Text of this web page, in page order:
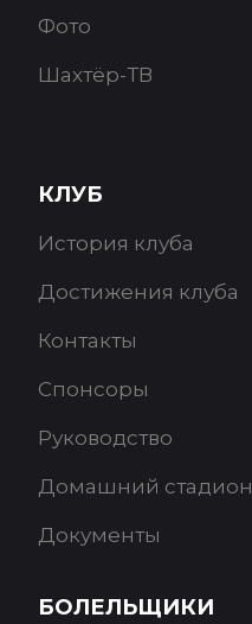
Фото
Шахтёр-ТВ
КЛУБ
История клуба
Достижения клуба
Контакты
Спонсоры
Руководство
Домашний стадион
Документы
БОЛЕЛЬЩИКИ